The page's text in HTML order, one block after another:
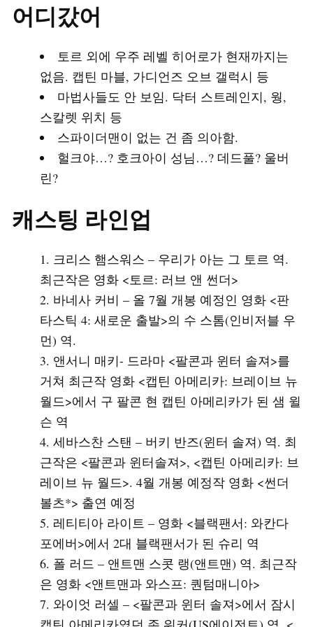
어디갔어
토르 외에 우주 레벨 히어로가 현재까지는
없음. 캡틴 마블, 가디언즈 오브 갤럭시 등
마법사들도 안 보임. 닥터 스트레인지, 웡,
스칼렛 위치 등
스파이더맨이 없는 건 좀 의아함.
헐크야…? 호크아이 성님…? 데드풀? 울버
린?
캐스팅 라인업
크리스 햄스워스 – 우리가 아는 그 토르 역.
최근작은 영화 <토르: 러브 앤 썬더>
바네사 커비 – 올 7월 개봉 예정인 영화 <판
타스틱 4: 새로운 출발>의 수 스톰(인비저블 우
먼) 역.
앤서니 매키- 드라마 <팔콘과 윈터 솔져>를
거쳐 최근작 영화 <캡틴 아메리카: 브레이브 뉴
월드>에서 구 팔콘 현 캡틴 아메리카가 된 샘 윌
슨 역
세바스찬 스탠 – 버키 반즈(윈터 솔져) 역. 최
근작은 <팔콘과 윈터솔져>, <캡틴 아메리카: 브
레이브 뉴 월드>. 4월 개봉 예정작 영화 <썬더
볼츠*> 출연 예정
레티티아 라이트 – 영화 <블랙팬서: 와칸다
포에버>에서 2대 블랙팬서가 된 슈리 역
폴 러드 – 앤트맨 스콧 랭(앤트맨) 역. 최근작
은 영화 <앤트맨과 와스프: 퀀텀매니아>
와이엇 러셀 – <팔콘과 윈터 솔져>에서 잠시